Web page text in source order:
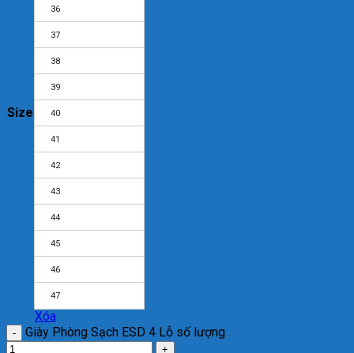
Size
36
37
38
39
40
41
42
43
44
45
46
47
Xóa
Giày Phòng Sạch ESD 4 Lỗ số lượng